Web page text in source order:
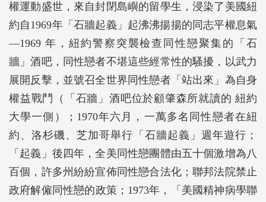
權運動盛世，來自封閉島嶼的留學生，浸染了美國紐
約自1969年「石牆起義」起沸沸揚揚的同志平權息氣
―1969 年，紐約警察突襲檢查同性戀聚集的「石
牆」酒吧，同性戀者不堪這些經常性的騷擾，以武力
展開反擊，並號召全世界同性戀者「站出來」為自身
權益戰鬥（「石牆」酒吧位於顧肇森所就讀的 紐約
大學一側）；1970年六月，一萬多名同性戀者在紐
約、洛杉磯、芝加哥舉行「石牆起義」週年遊行；
「起義」後四年，全美同性戀團體由五十個激增為八
百個，許多州紛紛宣佈同性戀合法化；聯邦法院禁止
政府解僱同性戀的政策；1973年，「美國精神病學聯